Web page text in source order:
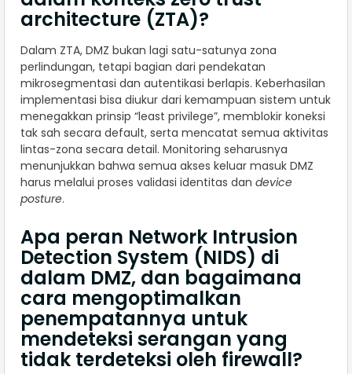
architecture (ZTA)?
Dalam ZTA, DMZ bukan lagi satu-satunya zona
perlindungan, tetapi bagian dari pendekatan
mikrosegmentasi dan autentikasi berlapis. Keberhasilan
implementasi bisa diukur dari kemampuan sistem untuk
menegakkan prinsip “least privilege”, memblokir koneksi
tak sah secara default, serta mencatat semua aktivitas
lintas-zona secara detail. Monitoring seharusnya
menunjukkan bahwa semua akses keluar masuk DMZ
harus melalui proses validasi identitas dan device
posture.
Apa peran Network Intrusion
Detection System (NIDS) di
dalam DMZ, dan bagaimana
cara mengoptimalkan
penempatannya untuk
mendeteksi serangan yang
tidak terdeteksi oleh firewall?